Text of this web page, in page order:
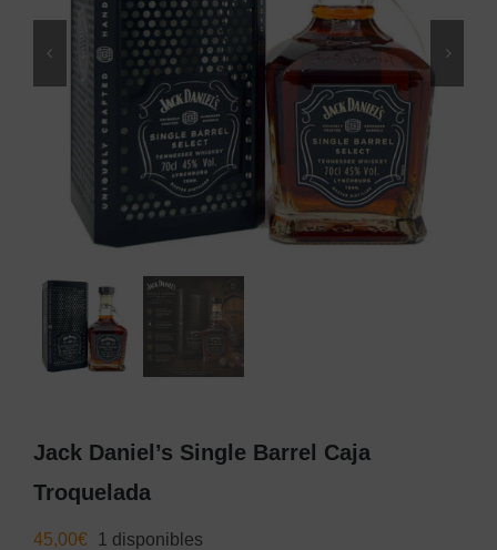
Jack Daniel’s Single Barrel Caja
Troquelada
45,00€ 1 disponibles